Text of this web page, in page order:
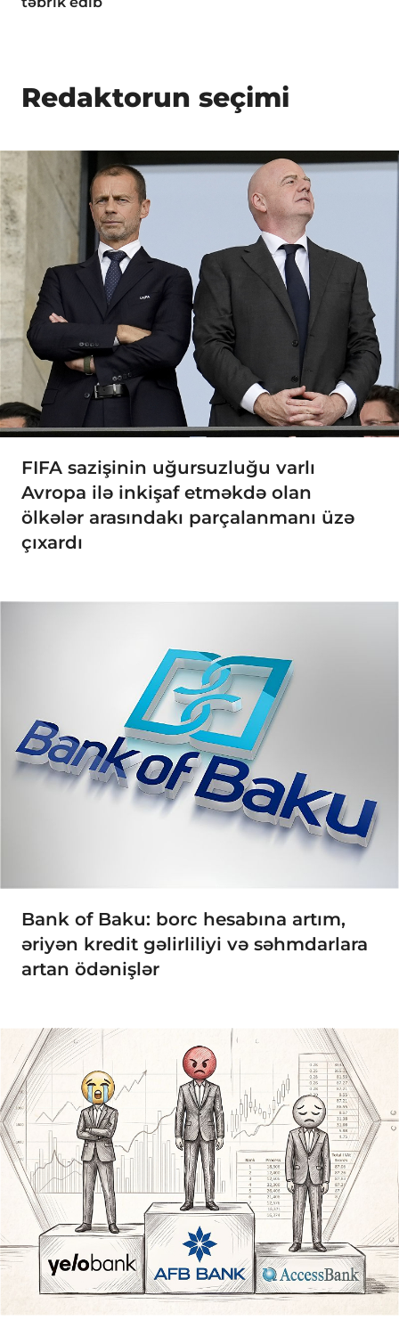
Redaktorun seçimi
FIFA sazişinin uğursuzluğu varlı
Avropa ilə inkişaf etməkdə olan
ölkələr arasındakı parçalanmanı üzə
çıxardı
Bank of Baku: borc hesabına artım,
əriyən kredit gəlirliliyi və səhmdarlara
artan ödənişlər